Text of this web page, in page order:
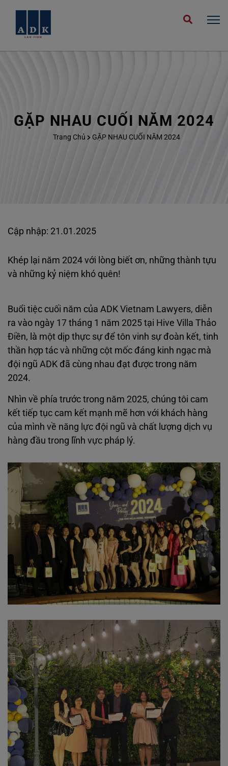
GẶP NHAU CUỐI NĂM 2024
Trang Chủ GẶP NHAU CUỐI NĂM 2024
Cập nhập: 21.01.2025
Khép lại năm 2024 với lòng biết ơn, những thành tựu
và những kỷ niệm khó quên!
Buổi tiệc cuối năm của ADK Vietnam Lawyers, diễn
ra vào ngày 17 tháng 1 năm 2025 tại Hive Villa Thảo
Điền, là một dịp thực sự để tôn vinh sự đoàn kết, tinh
thần hợp tác và những cột mốc đáng kinh ngạc mà
đội ngũ ADK đã cùng nhau đạt được trong năm
2024.
Nhìn về phía trước trong năm 2025, chúng tôi cam
kết tiếp tục cam kết mạnh mẽ hơn với khách hàng
của mình về năng lực đội ngũ và chất lượng dịch vụ
hàng đầu trong lĩnh vực pháp lý.